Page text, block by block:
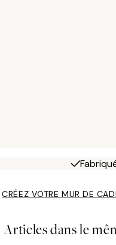
CRÉEZ VOTRE MUR DE
Articles dans le